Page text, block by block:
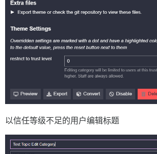
以信任等级不足的用户编辑标题